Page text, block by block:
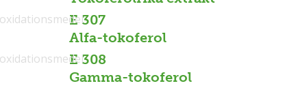
E 307
Alfa-tokoferol
E 308
Gamma-tokoferol